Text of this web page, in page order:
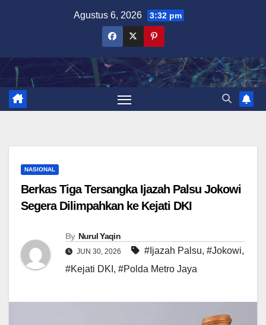
Agustus 6, 2026 3:32 pm
NASIONAL
Berkas Tiga Tersangka Ijazah Palsu Jokowi
Segera Dilimpahkan ke Kejati DKI
By Nurul Yaqin
JUN 30, 2026 #Ijazah Palsu, #Jokowi,
#Kejati DKI , #Polda Metro Jaya